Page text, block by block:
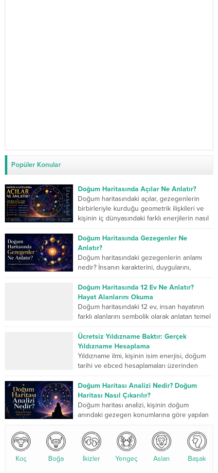
Popüler Konular
Doğum Haritasında Açılar Ne Anlatır?
Doğum haritasındaki açılar, gezegenlerin
birbirleriyle kurduğu geometrik ilişkileri ve
kişinin iç dünyasındaki farklı enerjilerin nasıl
çalıştığını gösterir. Kavuşum açısı iki...
Doğum Haritasında Gezegenler Ne
Anlatır?
Doğum haritasındaki gezegenlerin anlamı
nedir? İnsanın karakterini, duygularını,
düşünme biçimini, ilişkilerini, mücadele
gücünü ve yaşam yolculuğunda geliştirmesi
gereken yönlerini sembolik...
Doğum Haritasında 12 Ev Ne Anlatır?
Hayat Alanlarını Okuma
Doğum haritasındaki 12 ev, insan hayatının
farklı alanlarını sembolik olarak anlatan temel
bölümlerdir. Birinci ev kişinin dış dünyaya
sunduğu kimliği...
Ücretsiz Yıldızname Baktır: Gerçek
Yıldızname Hesaplama
Yıldızname ilmi, kişinin isim enerjisi, doğum
tarihi ve ebced hesaplamaları üzerinden
yapılan kadim bir değerlendirme sistemidir.
Son yıllarda özellikle yıldızname...
Doğum Haritası Analizi Nedir? Doğum
Haritası Nasıl Çıkarılır?
Doğum haritası analizi, kişinin doğum
anındaki gezegen konumlarına göre yapılan
analiz, karakter yapısı, ilişkiler, kariyer...
Koç Boğa İkizler Yengeç Aslan Başak